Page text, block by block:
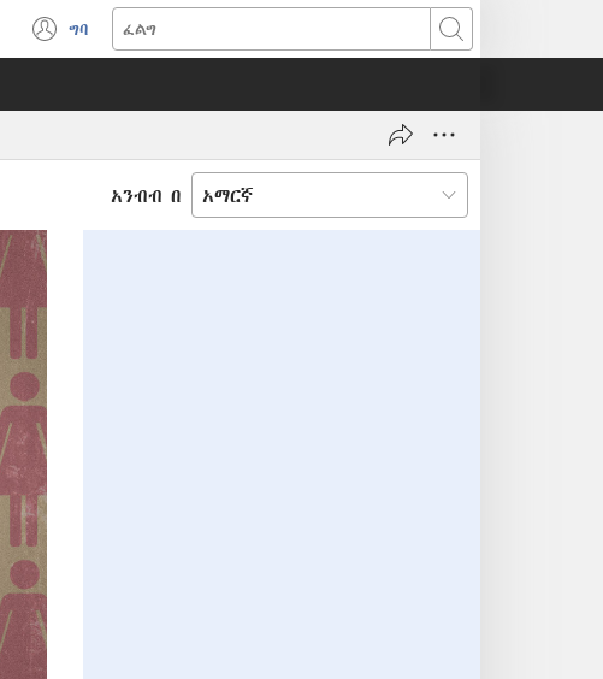
ግባ
(አዲስ
ፈልግ
አንብብ በ